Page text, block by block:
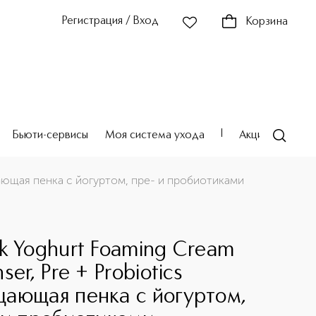
Регистрация / Вход Корзина
Бьюти-сервисы Моя система ухода Акции
пенка с йогуртом, пре- и пробиотиками
Yoghurt Foaming Cream
Pre + Probiotics
пенка с йогуртом,